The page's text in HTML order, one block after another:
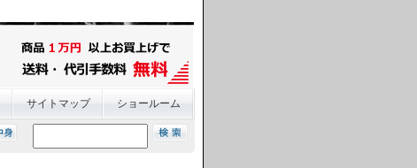
サイトマップ ショールーム